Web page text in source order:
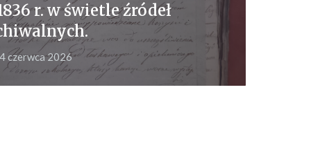
r. w świetle źródeł
czerwca 2026